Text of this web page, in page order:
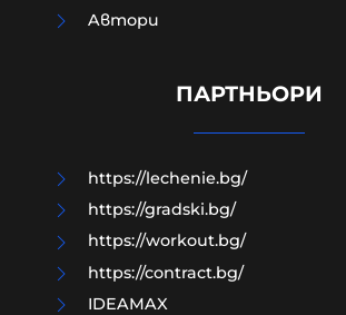
етикетите само в евро
Aвтори
ПАРТНЬОРИ
https://lechenie.bg/
https://gradski.bg/
https://workout.bg/
https://contract.bg/
IDEAMAX